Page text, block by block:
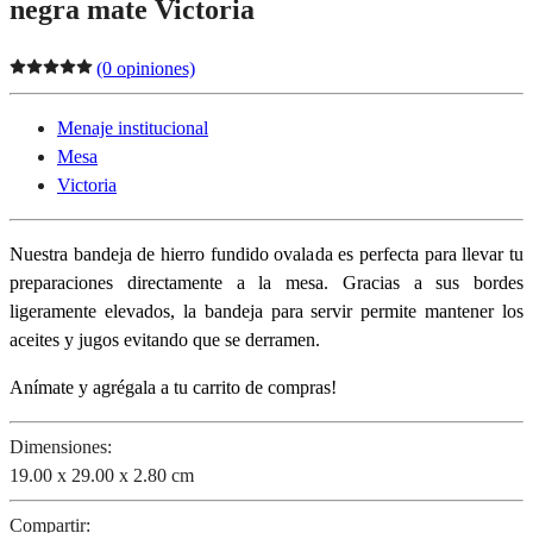
negra mate Victoria
(0 opiniones)
Menaje institucional
Mesa
Victoria
Nuestra bandeja de hierro fundido ovalada es perfecta para llevar tu
preparaciones directamente a la mesa. Gracias a sus bordes
ligeramente elevados, la bandeja para servir permite mantener los
aceites y jugos evitando que se derramen.
Anímate y agrégala a tu carrito de compras!
Dimensiones:
19.00 x 29.00 x 2.80 cm
Compartir: